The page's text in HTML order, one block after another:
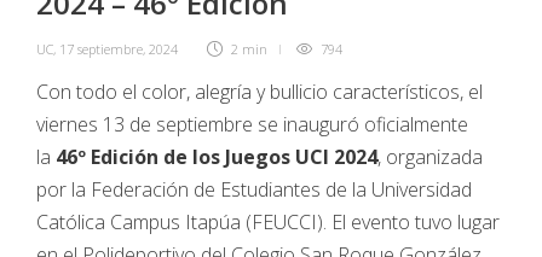
UC, 17 septiembre, 2024 2 min 794
Con todo el color, alegría y bullicio característicos, el
viernes 13 de septiembre se inauguró oficialmente
la 46º Edición de los Juegos UCI 2024, organizada
por la Federación de Estudiantes de la Universidad
Católica Campus Itapúa (FEUCCI). El evento tuvo lugar